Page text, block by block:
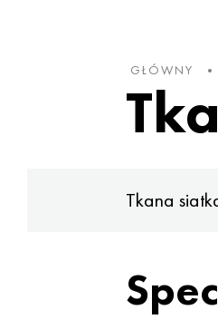
GŁÓWNY
Tkana